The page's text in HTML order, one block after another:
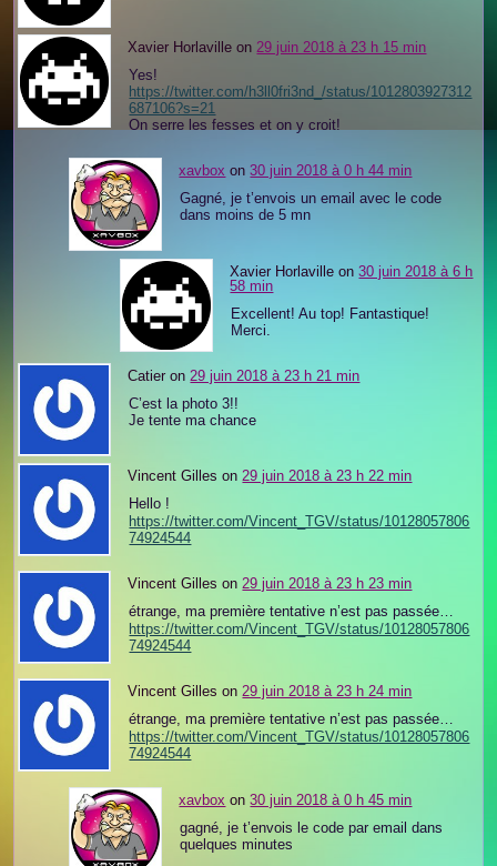
Xavier Horlaville on 29 juin 2018 à 23 h 15 min
Yes!
https://twitter.com/h3ll0fri3nd_/status/1012803927312
687106?s=21
On serre les fesses et on y croit!
xavbox on30 juin 2018 à 0 h 44 min
Gagné, je t’envois un email avec le code
dans moins de 5 mn
Xavier Horlaville on30 juin 2018 à 6 h
58 min
Excellent! Au top! Fantastique!
Merci.
Catier on29 juin 2018 à 23 h 21 min
C’est la photo 3!!
Je tente ma chance
Vincent Gilles on29 juin 2018 à 23 h 22 min
Hello !
https://twitter.com/Vincent_TGV/status/10128057806
74924544
Vincent Gilles on29 juin 2018 à 23 h 23 min
étrange, ma première tentative n’est pas passée…
https://twitter.com/Vincent_TGV/status/10128057806
74924544
Vincent Gilles on29 juin 2018 à 23 h 24 min
étrange, ma première tentative n’est pas passée…
https://twitter.com/Vincent_TGV/status/10128057806
74924544
xavbox on30 juin 2018 à 0 h 45 min
gagné, je t’envois le code par email dans
quelques minutes